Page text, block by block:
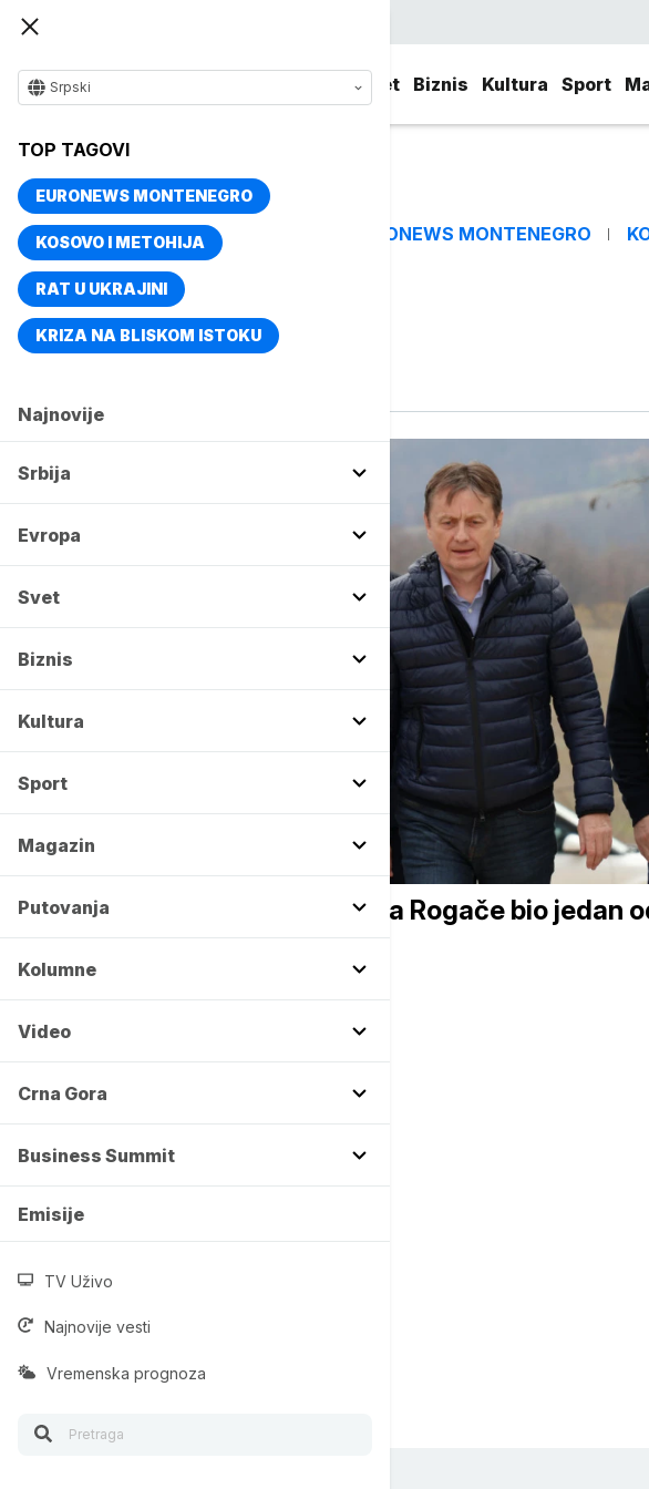
Svet Biznis Kultura Sport
Srpski
TOP TAGOVI
EURONEWS MONTENEGRO
KOSOVO I METOHIJA
RAT U UKRAJINI
KRIZA NA BLISKOM ISTOKU
Najnovije
Srbija
Evropa
Svet
Biznis
Kultura
Sport
Magazin
Putovanja
Kolumne
Video
Crna Gora
Business Summit
Emisije
TV Uživo
Najnovije vesti
Vremenska prognoza
TOP TAGOVI EURONEWS MONTENEGRO
Vise o temi
Rogača
BIZNIS VESTI
Glišić: Susret sa meštanima Rogače bio jedan